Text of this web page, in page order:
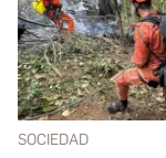
SOCIEDAD